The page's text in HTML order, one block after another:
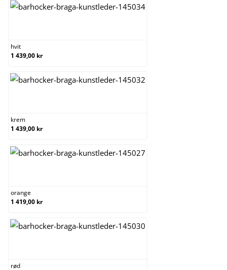
hvit
1 439,00 kr
krem
1 439,00 kr
orange
1 419,00 kr
rød